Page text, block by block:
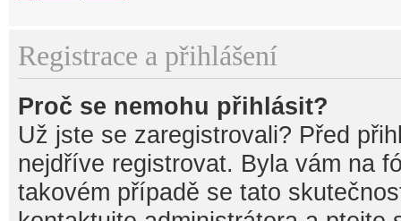
Registrace a přihlášení
Proč se nemohu přihlásit?
Už jste se zaregistrovali? Před
nejdříve registrovat. Byla vám na
takovém případě se tato